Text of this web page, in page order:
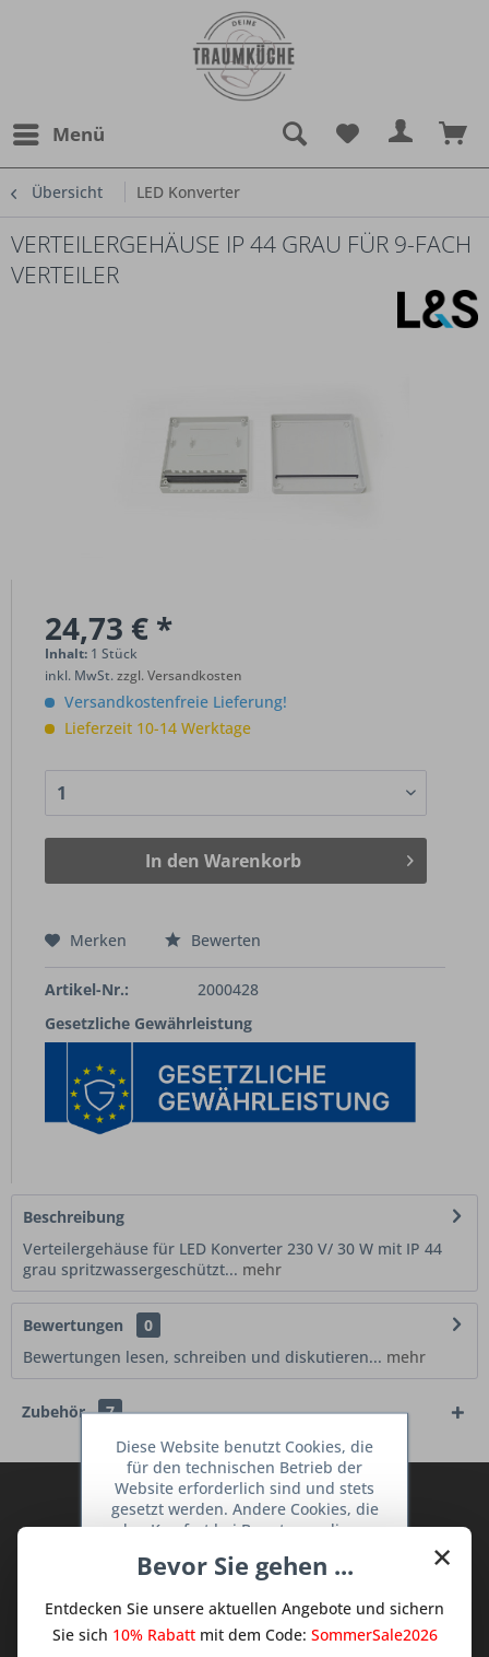
Menü
Übersicht LED Konverter
VERTEILERGEHÄUSE IP 44 GRAU FÜR 9-FACH
VERTEILER
24,73 € *
Inhalt: 1 Stück
inkl. MwSt.zzgl. Versandkosten
Versandkostenfreie Lieferung!
Lieferzeit 10-14 Werktage
In den Warenkorb
Merken Bewerten
Artikel-Nr.:
2000428
Gesetzliche Gewährleistung
Beschreibung
Verteilergehäuse für LED Konverter 230 V/ 30 W mit IP 44
grau spritzwassergeschützt... mehr
Bewertungen
0
Bewertungen lesen, schreiben und diskutieren... mehr
Zubehör 7
Abonnieren Sie den kostenlosen Deine
TraumKüche Newsletter und verpassen
dem Traum Küchen - Shop.
×
Bevor Sie gehen ...
Entdecken Sie unsere aktuellen Angebote und sichern
Sie sich 10% Rabattmit dem Code: SommerSale2026
Diese Website benutzt Cookies, die
für den technischen Betrieb der
Website erforderlich sind und stets
gesetzt werden. Andere Cookies, die
den Komfort bei Benutzung dieser
dienen oder die Interaktion mit
Netzwerken vereinfachen sollen,
werden nur mit Ihrer Zustimmung